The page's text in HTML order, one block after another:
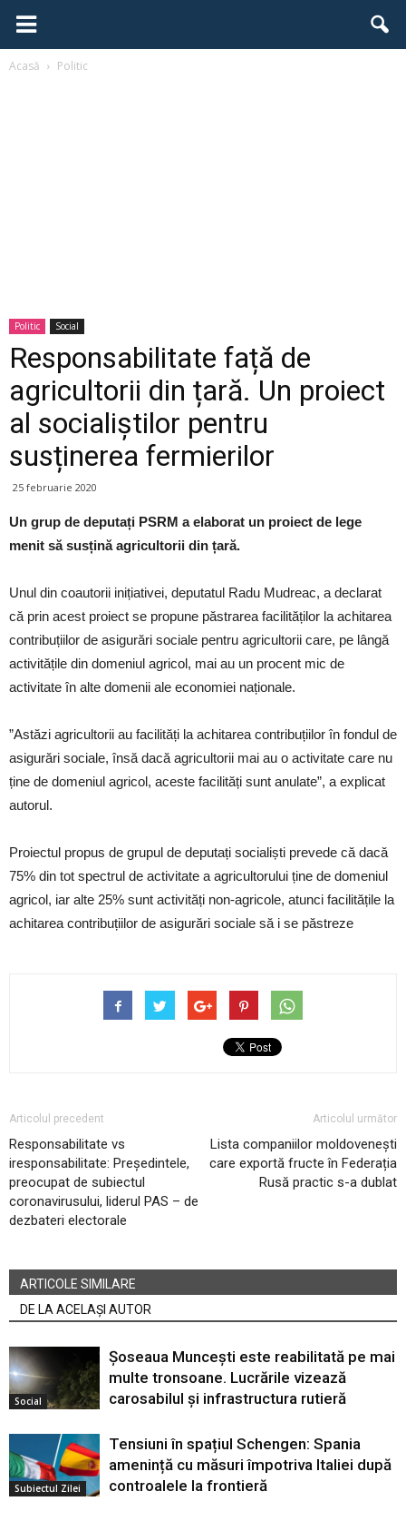
Acasă Politic
Politic Social
Responsabilitate față de
agricultorii din țară. Un proiect
al socialiștilor pentru
susținerea fermierilor
25 februarie 2020
Un grup de deputați PSRM a elaborat un proiect de lege
menit să susțină agricultorii din țară.
Unul din coautorii inițiativei, deputatul Radu Mudreac, a declarat
că prin acest proiect se propune păstrarea facilităților la achitarea
contribuțiilor de asigurări sociale pentru agricultorii care, pe lângă
activitățile din domeniul agricol, mai au un procent mic de
activitate în alte domenii ale economiei naționale.
”Astăzi agricultorii au facilități la achitarea contribuțiilor în fondul de
asigurări sociale, însă dacă agricultorii mai au o activitate care nu
ține de domeniul agricol, aceste facilități sunt anulate”, a explicat
autorul.
Proiectul propus de grupul de deputați socialiști prevede că dacă
75% din tot spectrul de activitate a agricultorului ține de domeniul
agricol, iar alte 25% sunt activități non-agricole, atunci facilitățile la
achitarea contribuțiilor de asigurări sociale să i se păstreze
Articolul precedent
Responsabilitate vs
iresponsabilitate: Președintele,
preocupat de subiectul
coronavirusului, liderul PAS – de
dezbateri electorale
Articolul următor
Lista companiilor moldovenești
care exportă fructe în Federația
Rusă practic s-a dublat
ARTICOLE SIMILARE
DE LA ACELAȘI AUTOR
Social
Șoseaua Muncești este reabilitată pe mai
multe tronsoane. Lucrările vizează
carosabilul și infrastructura rutieră
Subiectul Zilei
Tensiuni în spațiul Schengen: Spania
amenință cu măsuri împotriva Italiei după
controalele la frontieră